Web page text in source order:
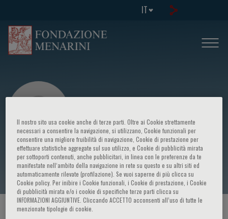
IT
Andrea Vianello
HOME PAGE / CORSI ED EVENTI
Il nostro sito usa cookie anche di terze parti. Oltre ai Cookie strettamente
necessari a consentire la navigazione, si utilizzano, Cookie funzionali per
consentire una migliore fruibilità di navigazione, Cookie di prestazione per
effettuare statistiche aggregate sul suo utilizzo, e Cookie di pubblicità mirata
per sottoporti contenuti, anche pubblicitari, in linea con le preferenze da te
manifestate nell‘ambito della navigazione in rete su questo e su altri siti ed
automaticamente rilevate (profilazione). Se vuoi saperne di più clicca su
Cookie policy. Per inibire i Cookie funzionali, i Cookie di prestazione, i Cookie
di pubblicità mirata e/o i cookie di specifiche terze parti clicca su
INFORMAZIONI AGGIUNTIVE. Cliccando ACCETTO acconsenti all’uso di tutte le
menzionate tipologie di cookie.